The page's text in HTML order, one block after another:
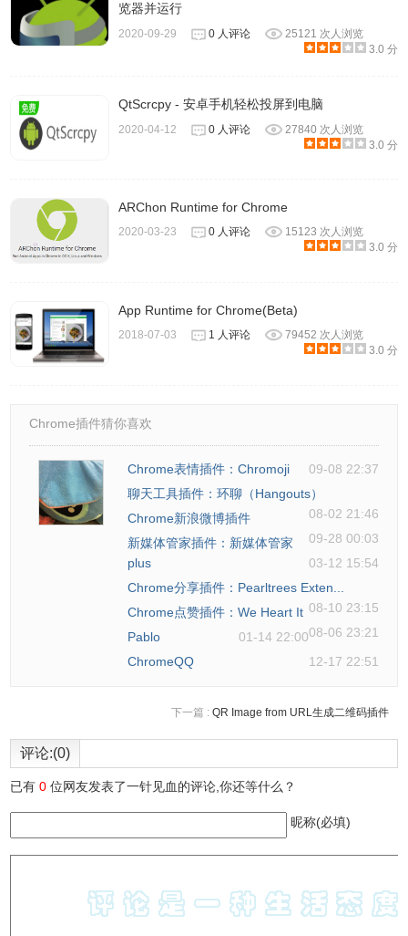
览器并运行
2020-09-29 0 人评论
25121 次人浏览
3.0 分
QtScrcpy - 安卓手机轻松投屏到电脑
2020-04-12 0 人评论
27840 次人浏览
3.0 分
ARChon Runtime for Chrome
2020-03-23 0 人评论
15123 次人浏览
3.0 分
App Runtime for Chrome(Beta)
2018-07-03 1 人评论
79452 次人浏览
3.0 分
Chrome插件猜你喜欢
Chrome表情插件：Chromoji
09-08 22:37
聊天工具插件：环聊（Hangouts）
08-02 21:46
Chrome新浪微博插件
09-28 00:03
新媒体管家插件：新媒体管家
plus
03-12 15:54
Chrome分享插件：Pearltrees Exten...
08-10 23:15
Chrome点赞插件：We Heart It
08-06 23:21
Pablo
01-14 22:00
ChromeQQ
12-17 22:51
下一篇 : QR Image from URL生成二维码插件
评论:(0)
已有0 位网友发表了一针见血的评论,你还等什么？
昵称(必填)